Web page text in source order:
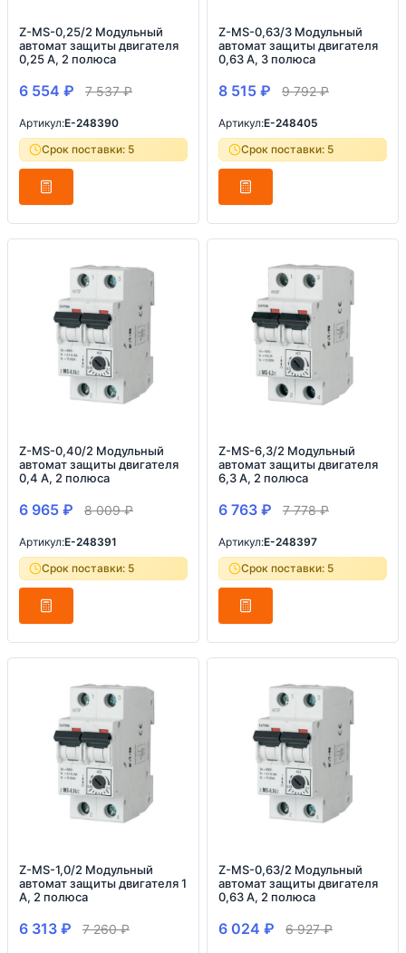
Z-MS-0,25/2 Модульный
автомат защиты двигателя
0,25 А, 2 полюса
6 554 ₽ 7 537₽
Артикул:E-248390
Срок поставки: 5
Z-MS-0,63/3 Модульный
автомат защиты двигателя
0,63 А, 3 полюса
8 515 ₽ 9 792₽
Артикул:E-248405
Срок поставки: 5
Z-MS-0,40/2 Модульный
автомат защиты двигателя
0,4 А, 2 полюса
6 965 ₽ 8 009₽
Артикул:E-248391
Срок поставки: 5
Z-MS-6,3/2 Модульный
автомат защиты двигателя
6,3 А, 2 полюса
6 763 ₽ 7 778₽
Артикул:E-248397
Срок поставки: 5
Z-MS-1,0/2 Модульный
автомат защиты двигателя 1
А, 2 полюса
6 313 ₽ 7 260₽
Z-MS-0,63/2 Модульный
автомат защиты двигателя
0,63 А, 2 полюса
6 024 ₽ 6 927₽